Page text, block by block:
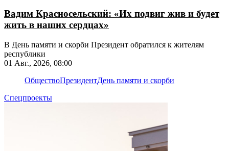
Вадим Красносельский: «Их подвиг жив и будет
жить в наших сердцах»
В День памяти и скорби Президент обратился к жителям
республики
01 Авг., 2026, 08:00
ОбществоПрезидентДень памяти и скорби
Спецпроекты